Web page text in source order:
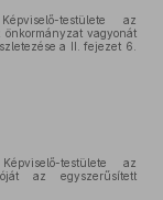
testülete az
vagyonát
a II. fejezet 6.
testülete az
az egyszerűsített